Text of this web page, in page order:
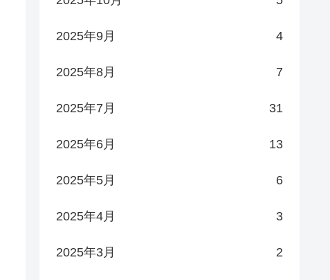
2025年9月 4
2025年8月 7
2025年7月 31
2025年6月 13
2025年5月 6
2025年4月 3
2025年3月 2